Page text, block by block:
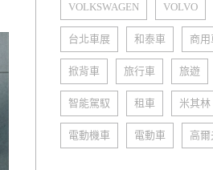
VOLKSWAGEN VOLVO
台北車展 和泰車 商用
掀背車 旅行車 旅遊
智能駕馭 租車 米其林
電動機車 電動車 高爾